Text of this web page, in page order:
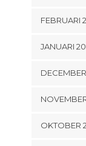
FEBRUARI
JANUARI
OKTOBER